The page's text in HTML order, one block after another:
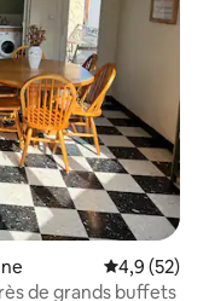
Évaluation
4,9 (52)
de grands buffets